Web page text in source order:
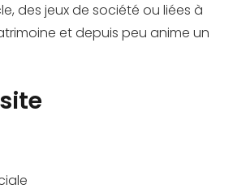
des jeux de société ou liées à
et depuis peu anime un